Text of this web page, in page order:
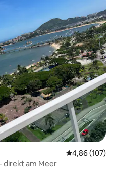
4,86 (107)
direkt am Meer